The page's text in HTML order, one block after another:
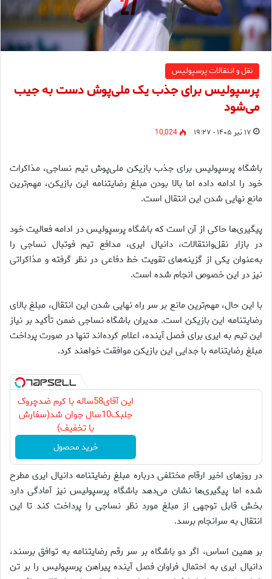
نقل و انتقالات پرسپولیس
پرسپولیس برای جذب یک ملی‌پوش دست به جیب
می‌شود
۱۷ تیر ۱۴۰۵ - ۱۹:۲۷ 10,024
باشگاه پرسپولیس برای جذب بازیکن ملی‌پوش تیم نساجی، مذاکرات
خود را ادامه داده اما بالا بودن مبلغ رضایتنامه این بازیکن، مهم‌ترین
مانع نهایی شدن این انتقال است.
پیگیری‌ها حاکی از آن است که باشگاه پرسپولیس در ادامه فعالیت خود
در بازار نقل‌وانتقالات، دانیال ایری، مدافع تیم فوتبال نساجی را
به‌عنوان یکی از گزینه‌های تقویت خط دفاعی در نظر گرفته و مذاکراتی
نیز در این خصوص انجام شده است.
با این حال، مهم‌ترین مانع بر سر راه نهایی شدن این انتقال، مبلغ بالای
رضایتنامه این بازیکن است. مدیران باشگاه نساجی ضمن تأکید بر نیاز
این تیم به ایری برای فصل آینده، اعلام کرده‌اند تنها در صورت پرداخت
مبلغ رضایتنامه با جدایی این بازیکن موافقت خواهند کرد.
این آقای58ساله با کرم ضدچروک
جلبک10سال جوان شد(سفارش
با تخفیف)
خرید محصول
در روزهای اخیر ارقام مختلفی درباره مبلغ رضایتنامه دانیال ایری مطرح
شده اما پیگیری‌ها نشان می‌دهد باشگاه پرسپولیس نیز آمادگی دارد
بخش قابل توجهی از مبلغ مورد نظر نساجی را پرداخت کند تا این
انتقال به سرانجام برسد.
بر همین اساس، اگر دو باشگاه بر سر رقم رضایتنامه به توافق برسند،
دانیال ایری به احتمال فراوان فصل آینده پیراهن پرسپولیس را بر تن